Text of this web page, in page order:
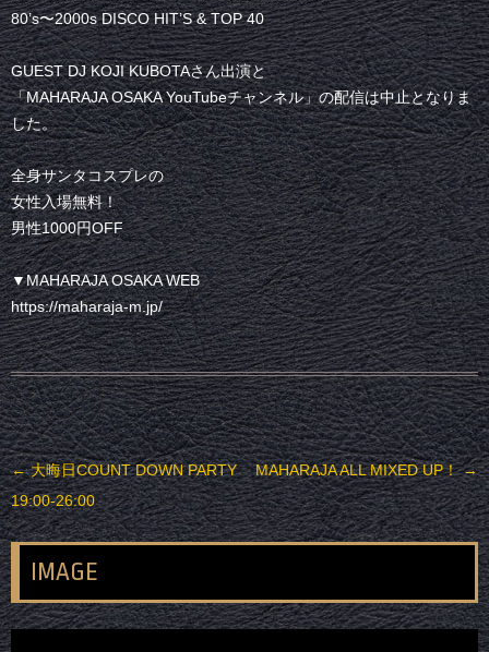
80’s〜2000s DISCO HIT’S & TOP 40
GUEST DJ KOJI KUBOTAさん出演と
「MAHARAJA OSAKA YouTubeチャンネル」の配信は中止となりま
した。
全身サンタコスプレの
女性入場無料！
男性1000円OFF
▼MAHARAJA OSAKA WEB
https://maharaja-m.jp/
投稿ナビゲーション
←大晦日COUNT DOWN PARTY
19:00-26:00
MAHARAJA ALL MIXED UP！→
IMAGE